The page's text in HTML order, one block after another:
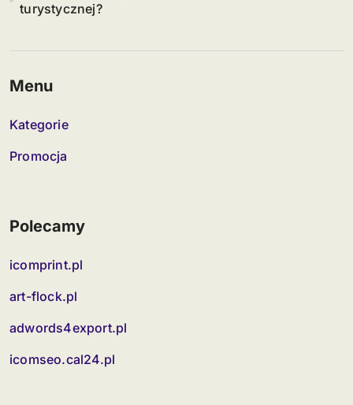
turystycznej?
Menu
Kategorie
Promocja
Polecamy
icomprint.pl
art-flock.pl
adwords4export.pl
icomseo.cal24.pl